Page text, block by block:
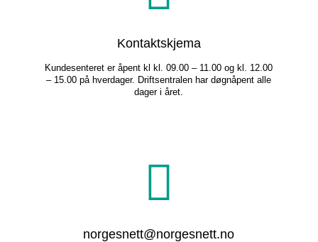
Kontaktskjema
Kundesenteret er åpent kl kl. 09.00 – 11.00 og kl. 12.00
– 15.00 på hverdager. Driftsentralen har døgnåpent alle
dager i året.
norgesnett@norgesnett.no